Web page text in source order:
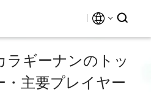
ラギーナンのトッ
・主要プレイヤー